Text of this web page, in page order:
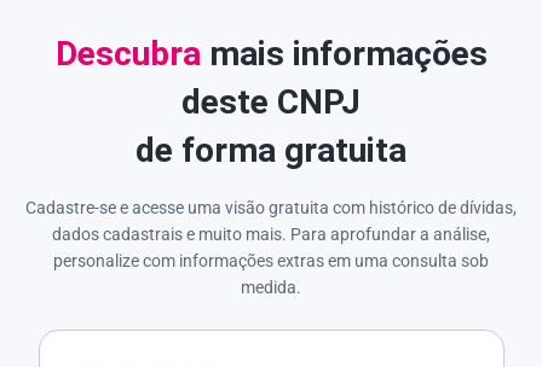
Descubra mais informações
deste CNPJ
de forma gratuita
Cadastre-se e acesse uma visão gratuita com histórico de dívidas,
dados cadastrais e muito mais. Para aprofundar a análise,
personalize com informações extras em uma consulta sob
medida.